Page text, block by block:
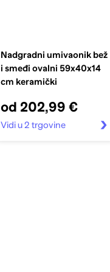
Nadgradni umivaonik bež
i smeđi ovalni 59x40x14
cm keramički
od 202,99 €
Vidi u 2 trgovine